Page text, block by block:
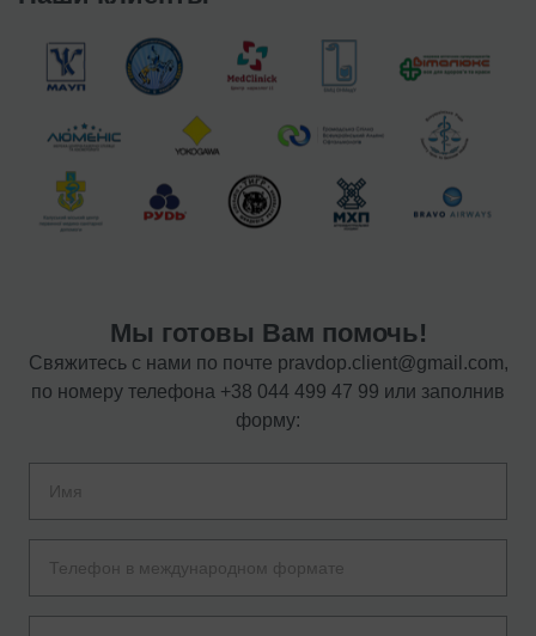
Мы готовы Вам помочь!
Свяжитесь с нами по почте pravdop.client@gmail.com,
по номеру телефона +38 044 499 47 99 или заполнив
форму: